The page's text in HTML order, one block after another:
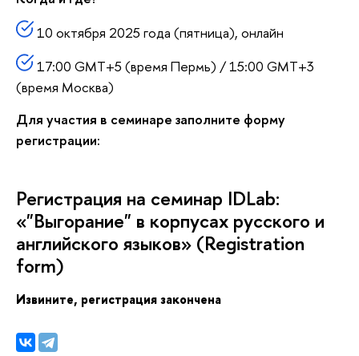
10 октября 2025 года (пятница), онлайн
17:00 GMT+5 (время Пермь) / 15:00 GMT+3
(время Москва)
Для участия в семинаре заполните форму
регистрации:
Регистрация на семинар IDLab:
«"Выгорание" в корпусах русского и
английского языков» (Registration
form)
Извините, регистрация закончена